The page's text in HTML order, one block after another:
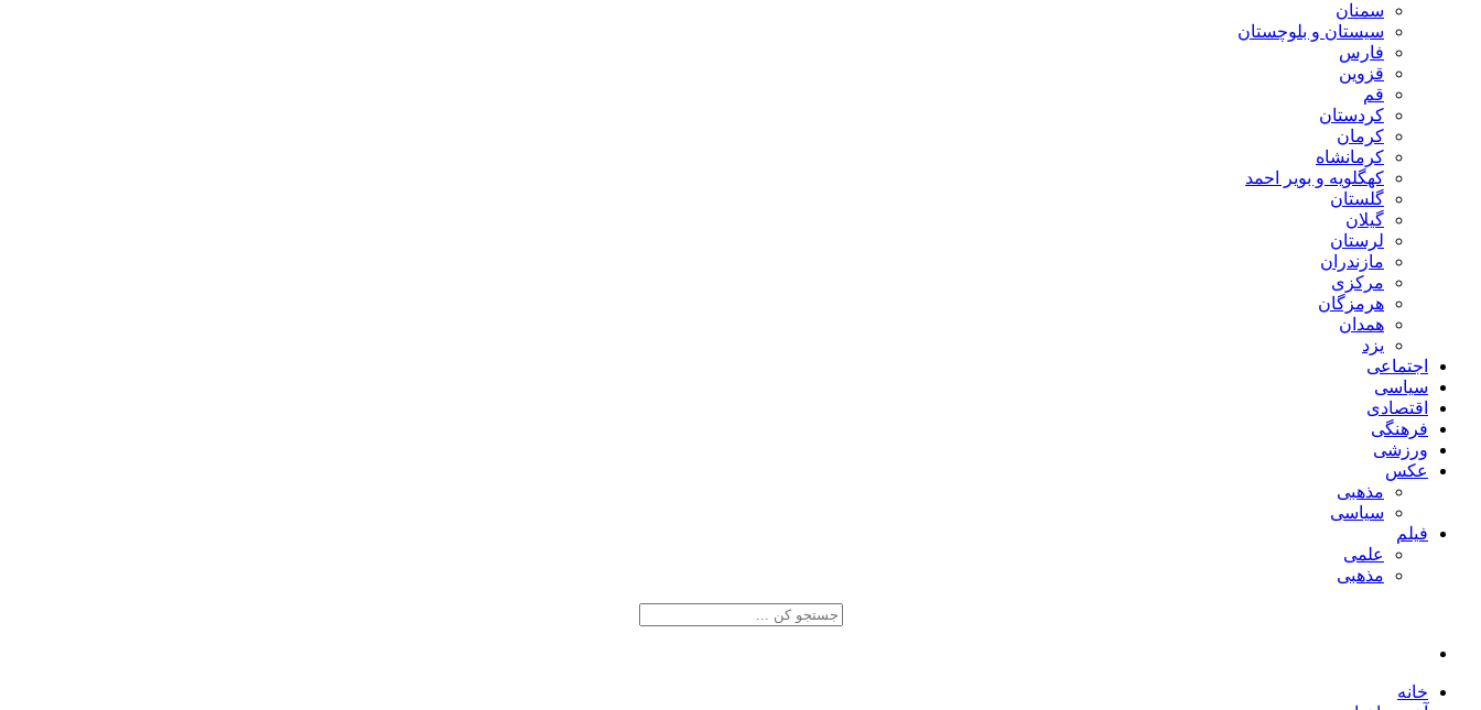
سمنان
سیستان و بلوچستان
فارس
قزوین
قم
کردستان
کرمان
کرمانشاه
کهگلویه و بویر احمد
گلستان
گیلان
لرستان
مازندران
مرکزی
هرمزگان
همدان
یزد
اجتماعی
سیاسی
اقتصادی
فرهنگی
ورزشی
عکس
مذهبی
سیاسی
فیلم
علمی
مذهبی
خانه